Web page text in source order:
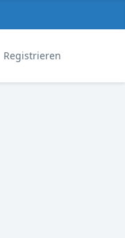
Registrieren